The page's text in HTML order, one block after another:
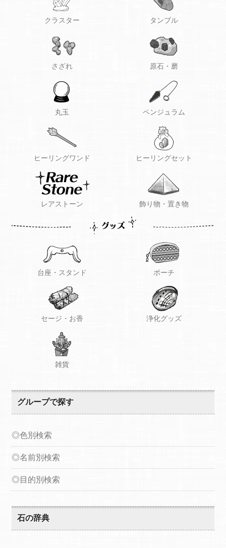
クラスター タンブル
さざれ 原石・磨
丸玉 ペンジュラム
ヒーリングワンド ヒーリングセット
レアストーン 飾り物・置き物
台座・スタンド ポーチ
セージ・お香 浄化グッズ
雑貨
グループで探す
◎色別検索
◎名前別検索
◎目的別検索
石の辞典